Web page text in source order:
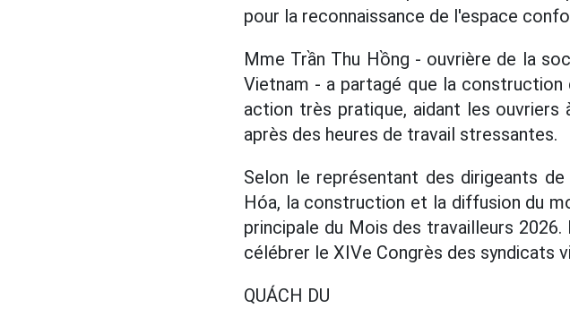
pour la reconnaissance de l'espace
Mme Trần Thu Hồng - ouvrière de la
Vietnam - a partagé que la
action très pratique, aidant les
après des heures de travail stressantes.
Selon le représentant des dirigeants
Hóa, la construction et la diffusion du
principale du Mois des travailleurs
célébrer le XIVe Congrès des syndicats
QUÁCH DU